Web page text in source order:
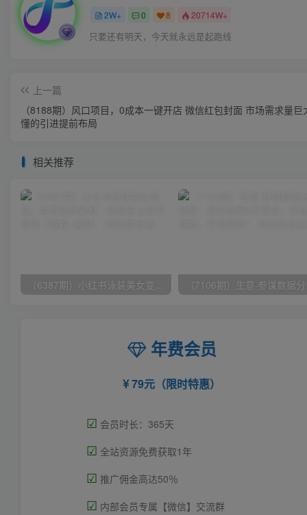
2W+ 0 8 20714W+
只要还有明天，今天就永远是起跑线
上一篇
（8188期）风口项目，0成本一键开店 微信红包封面 市场需求量巨
懂的引进提前布局
相关推荐
（6387期）小红书泳装美女变现，免费提供素材，收益无上限可矩阵（教程+素材）
年费会员
79元（限时特惠）
☑ 会员时长：365天
☑ 全站资源免费获取1年
☑ 推广佣金高达50％
☑ 内部会员专属【微信】交流群